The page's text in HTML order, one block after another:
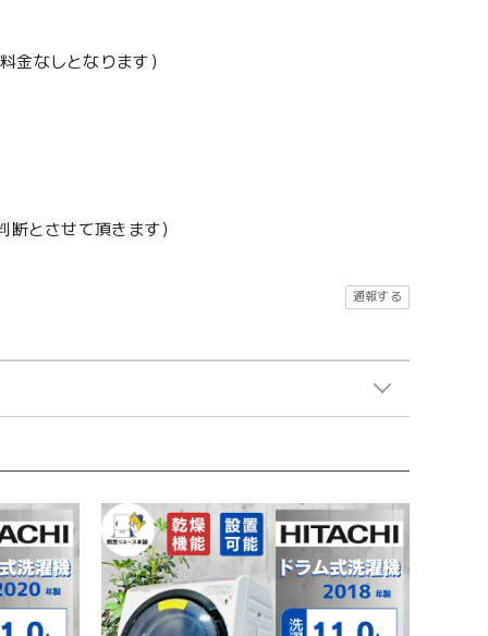
金なしとなります）
とさせて頂きます）
通報する